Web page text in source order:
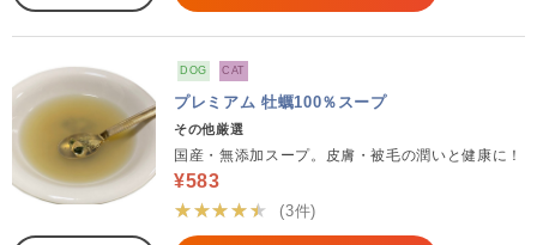
DOG CAT
プレミアム 牡蠣100％スープ
その他厳選
国産・無添加スープ。皮膚・被毛の潤いと健康に！
¥583
★★★★★
(3件)